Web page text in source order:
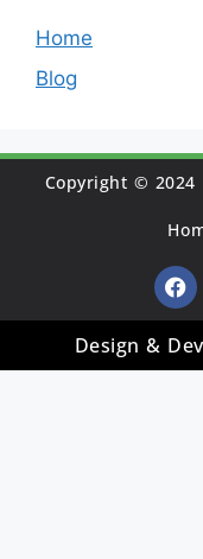
Home
Blog
Copyright © 2024
Design &